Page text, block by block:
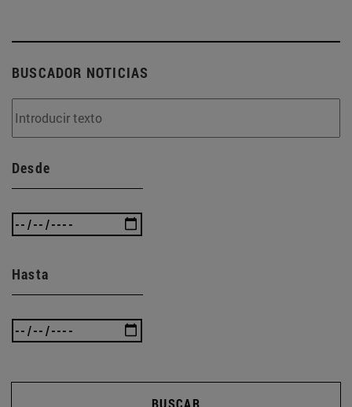
BUSCADOR NOTICIAS
Desde
Hasta
BUSCAR